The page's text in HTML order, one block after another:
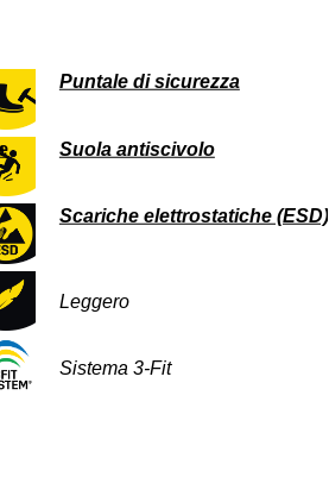
Puntale di sicurezza
Suola antiscivolo
Scariche elettrostatiche (ESD)
Leggero
Sistema 3-Fit